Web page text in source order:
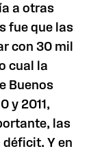
a otras
fue que las
con 30 mil
cual la
Buenos
y 2011,
las
Y en